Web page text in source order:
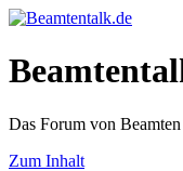
Das Forum von
Zum Inhalt